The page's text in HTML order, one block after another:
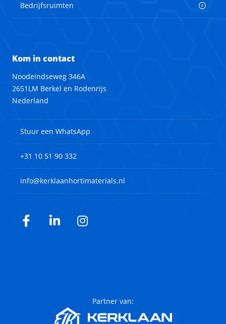
Bedrijfsruimten
Kom in contact
Noodeindseweg 346A
2651LM Berkel en Rodenrijs
Nederland
Stuur een WhatsApp
+31 10 51 90 332
info@kerklaanhortimaterials.nl
Facebook
LinkedInInstagram
Partner van: